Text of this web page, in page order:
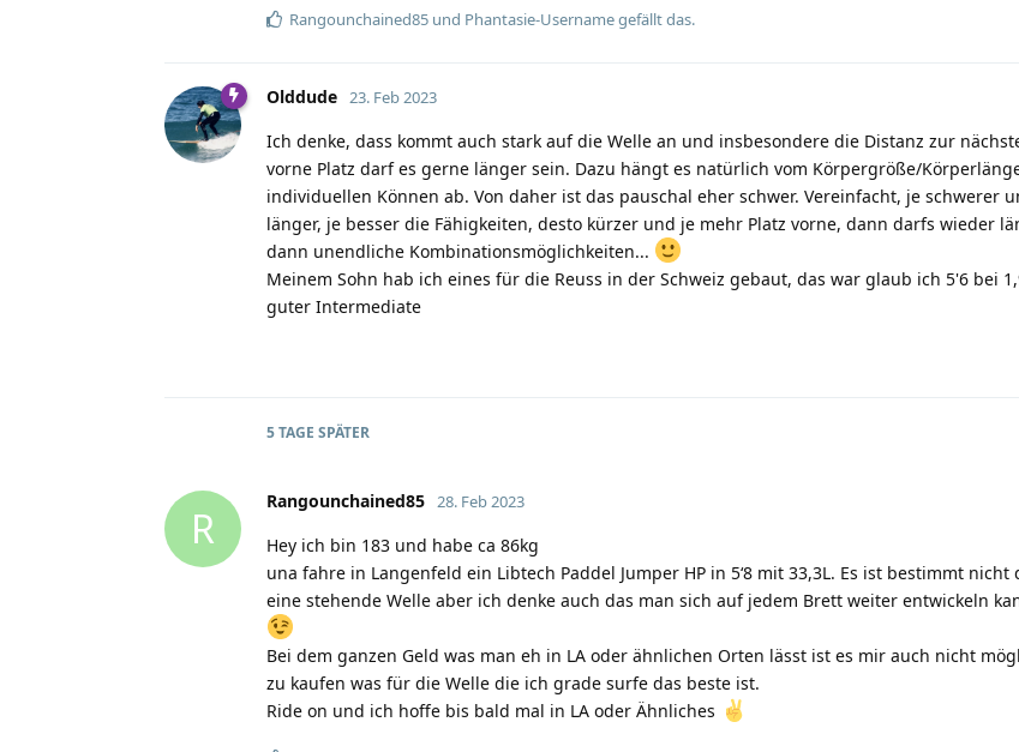
Rangounchained85 und Phantasie-Usernamegefällt das.
Olddude 23. Feb 2023
Ich denke, dass kommt auch stark auf die Welle an und insbesondere die Distanz zur
vorne Platz darf es gerne länger sein. Dazu hängt es natürlich vom Körpergröße/
individuellen Können ab. Von daher ist das pauschal eher schwer. Vereinfacht, je schwerer
länger, je besser die Fähigkeiten, desto kürzer und je mehr Platz vorne, dann darfs wieder
dann unendliche Kombinationsmöglichkeiten...
Meinem Sohn hab ich eines für die Reuss in der Schweiz gebaut, das war glaub ich 5'6 bei
guter Intermediate
5 TAGE SPÄTER
R
Rangounchained85 28. Feb 2023
Hey ich bin 183 und habe ca 86kg
una fahre in Langenfeld ein Libtech Paddel Jumper HP in 5‘8 mit 33,3L. Es ist bestimmt
eine stehende Welle aber ich denke auch das man sich auf jedem Brett weiter entwickeln
Bei dem ganzen Geld was man eh in LA oder ähnlichen Orten lässt ist es mir auch nicht
zu kaufen was für die Welle die ich grade surfe das beste ist.
Ride on und ich hoffe bis bald mal in LA oder Ähnliches